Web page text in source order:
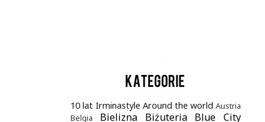
.
10 lat Irminastyle Around the world Austria
Belgia
Bielizna Biżuteria Blue City